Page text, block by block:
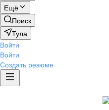
Ещё
Поиск
Тула
Войти
Войти
Создать резюме